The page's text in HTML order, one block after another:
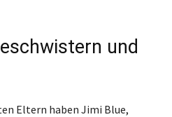
und
Eltern haben Jimi Blue,